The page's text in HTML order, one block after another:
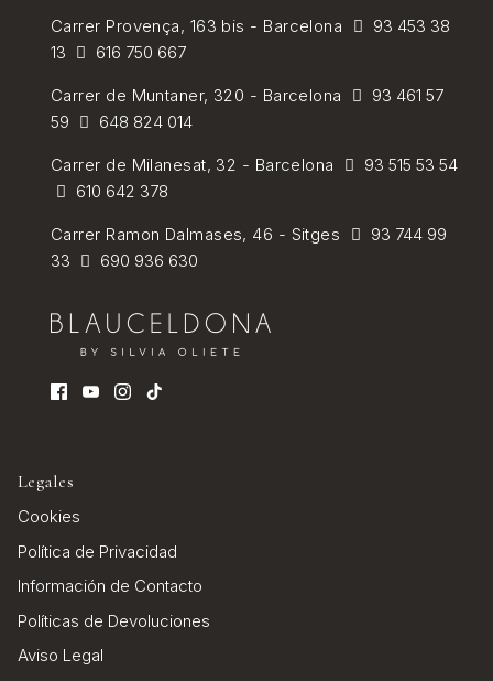
Carrer Provença, 163 bis - Barcelona
93 453 38
13
616 750 667
Carrer de Muntaner, 320 - Barcelona
93 461 57
59
648 824 014
Carrer de Milanesat, 32 - Barcelona
93 515 53 54
610 642 378
Carrer Ramon Dalmases, 46 - Sitges
93 744 99
33
690 936 630
Legales
Cookies
Política de Privacidad
Información de Contacto
Políticas de Devoluciones
Aviso Legal